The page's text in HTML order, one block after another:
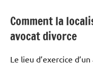
Comment la
avocat divorce
Le lieu d’exercice